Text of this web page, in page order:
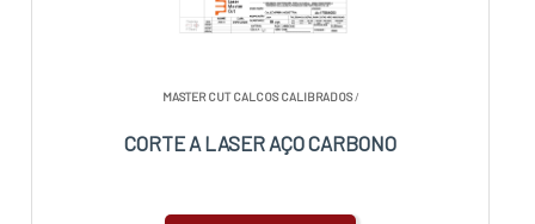
MASTER CUT CALCOS CALIBRADOS/
CORTE A LASER AÇO CARBONO